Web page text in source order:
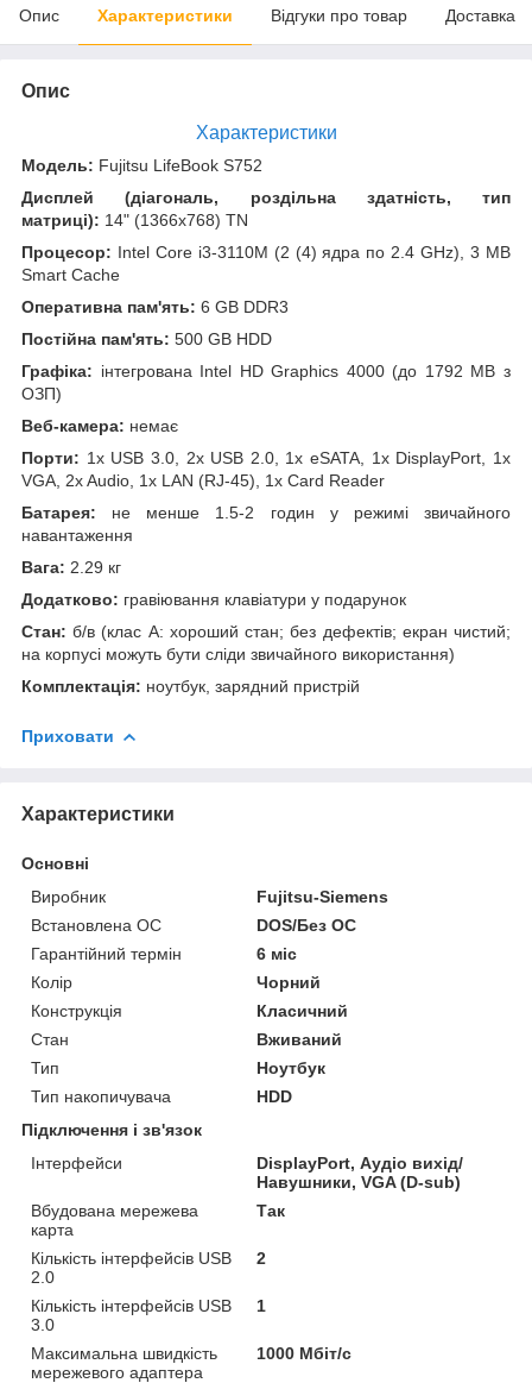
Опис Характеристики Відгуки про товар Доставка
Опис
Характеристики
Модель: Fujitsu LifeBook S752
Дисплей (діагональ, роздільна здатність, тип
матриці): 14" (1366x768) TN
Процесор: Intel Core i3-3110M (2 (4) ядра по 2.4 GHz), 3 MB
Smart Cache
Оперативна пам'ять: 6 GB DDR3
Постійна пам'ять: 500 GB HDD
Графіка: інтегрована Intel HD Graphics 4000 (до 1792 MB з
ОЗП)
Веб-камера: немає
Порти: 1x USB 3.0, 2x USB 2.0, 1x eSATA, 1x DisplayPort, 1x
VGA, 2x Audio, 1x LAN (RJ-45), 1x Card Reader
Батарея: не менше 1.5-2 годин у режимі звичайного
навантаження
Вага: 2.29 кг
Додатково: гравіювання клавіатури у подарунок
Стан: б/в (клас А: хороший стан; без дефектів; екран чистий;
на корпусі можуть бути сліди звичайного використання)
Комплектація: ноутбук, зарядний пристрій
Приховати
Характеристики
Основні
Виробник
Fujitsu-Siemens
Встановлена ОС
DOS/Без ОС
Гарантійний термін
6 міс
Колір
Чорний
Конструкція
Класичний
Стан
Вживаний
Тип
Ноутбук
Тип накопичувача
HDD
Підключення і зв'язок
Інтерфейси
DisplayPort, Аудіо вихід/
Навушники, VGA (D-sub)
Вбудована мережева
карта
Так
Кількість інтерфейсів USB
2.0
2
Кількість інтерфейсів USB
3.0
1
Максимальна швидкість
мережевого адаптера
1000 Мбіт/с